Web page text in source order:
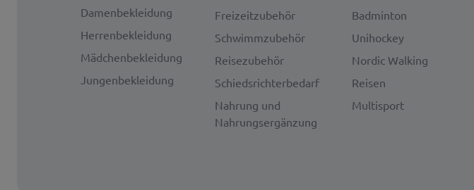
Damenbekleidung
Herrenbekleidung
Mädchenbekleidung
Jungenbekleidung
Freizeitzubehör
Schwimmzubehör
Reisezubehör
Schiedsrichterbedarf
Nahrung und
Nahrungsergänzung
Badminton
Unihockey
Nordic Walking
Reisen
Multisport